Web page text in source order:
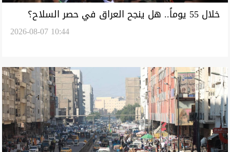
خلال 55 يوماً.. هل ينجح العراق في حصر السلاح؟
2026-08-07 10:44